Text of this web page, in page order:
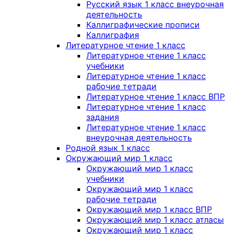
Русский язык 1 класс внеурочная
деятельность
Каллиграфические прописи
Каллиграфия
Литературное чтение 1 класс
Литературное чтение 1 класс
учебники
Литературное чтение 1 класс
рабочие тетради
Литературное чтение 1 класс ВПР
Литературное чтение 1 класс
задания
Литературное чтение 1 класс
внеурочная деятельность
Родной язык 1 класс
Окружающий мир 1 класс
Окружающий мир 1 класс
учебники
Окружающий мир 1 класс
рабочие тетради
Окружающий мир 1 класс ВПР
Окружающий мир 1 класс атласы
Окружающий мир 1 класс